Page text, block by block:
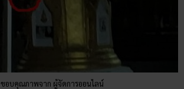
ขอบคุณภาพจาก ผู้จัดการออนไลน์